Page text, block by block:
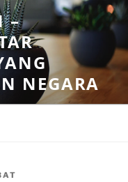
–
NEGARA